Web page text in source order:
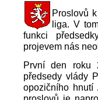
Proslovů
liga. V
funkci
projevem nás
První den roku
předsedy vlády
opozičního hnutí